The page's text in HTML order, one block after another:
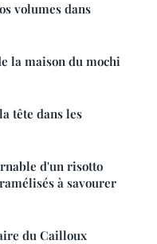
volumes dans
la maison du mochi
tête dans les
d'un risotto
à savourer
du Cailloux